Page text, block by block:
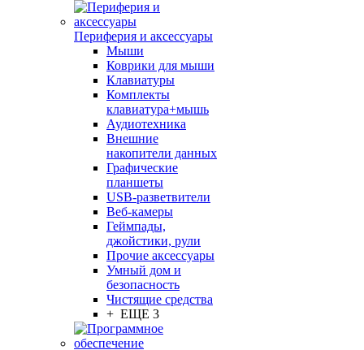
Периферия и аксессуары
Мыши
Коврики для мыши
Клавиатуры
Комплекты
клавиатура+мышь
Аудиотехника
Внешние
накопители данных
Графические
планшеты
USB-разветвители
Веб-камеры
Геймпады,
джойстики, рули
Прочие аксессуары
Умный дом и
безопасность
Чистящие средства
+ ЕЩЕ 3